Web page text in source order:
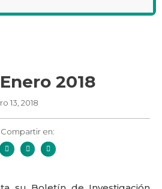
2018
13, 2018
Compartir en: